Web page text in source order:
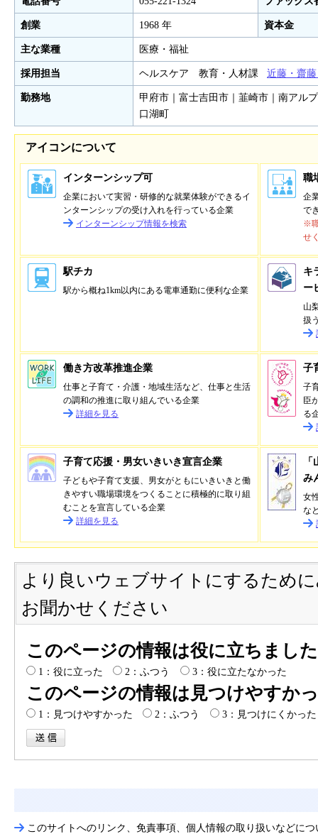
創業 1968 年 資本金
主な業種 医療・福祉
採用担当 ヘルスケア 教育・人材課 近藤・齋
勤務地
甲府市｜富士吉田市｜韮崎市｜南アル
口湖町
アイコンについて
インターンシップ可
企業において実習・研修的な就業体験ができるイ
ンターンシップの受け入れを行っている企業
インターンシップ情報を検索
職
企
で
※
せ
駅チカ
駅から概ね1km以内にある電車通勤に便利な企業
キ
ー
山
扱
働き方改革推進企業
仕事と子育て・介護・地域生活など、仕事と生活
の調和の推進に取り組んでいる企業
詳細を見る
子
子
臣
る
子育て応援・男女いきいき宣言企業
子どもや子育て支援、男女がともにいきいきと働
きやすい職場環境をつくることに積極的に取り組
むことを宣言している企業
詳細を見る
み
女
な
より良いウェブサイトにするため
お聞かせください
このページの情報は役に立ちまし
1：役に立った 2：ふつう 3：役に立たなかった
このページの情報は見つけやすか
1：見つけやすかった 2：ふつう 3：見つけにくかった
このサイトへのリンク、免責事項、個人情報の取り扱いなどに